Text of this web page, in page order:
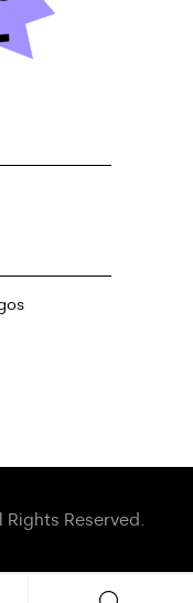
Rights Reserved.